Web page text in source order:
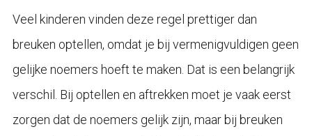
Veel kinderen vinden deze regel prettiger dan
breuken optellen, omdat je bij vermenigvuldigen geen
gelijke noemers hoeft te maken. Dat is een belangrijk
verschil. Bij optellen en aftrekken moet je vaak eerst
zorgen dat de noemers gelijk zijn, maar bij breuken